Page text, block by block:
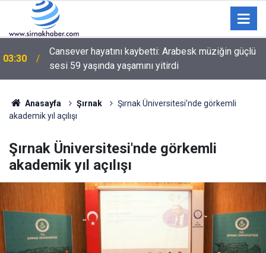
03:30
Cansever hayatını kaybetti: Arabesk müziğin güçlü
sesi 59 yaşında yaşamını yitirdi
Anasayfa Şırnak
Şırnak Üniversitesi'nde görkemli
akademik yıl açılışı
Şırnak Üniversitesi'nde görkemli
akademik yıl açılışı